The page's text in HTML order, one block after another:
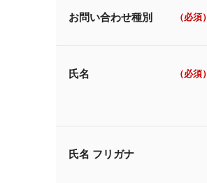
お問い合わせ種別 （必須）
氏名 （必須）
氏名 フリガナ